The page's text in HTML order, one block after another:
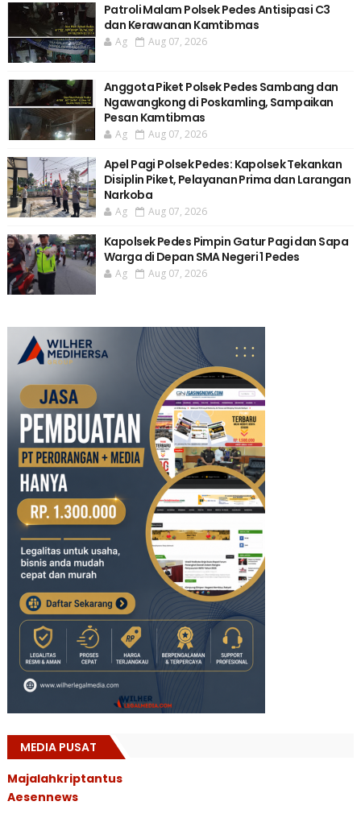
Patroli Malam Polsek Pedes Antisipasi C3
dan Kerawanan Kamtibmas
Ag Aug 07, 2026
Anggota Piket Polsek Pedes Sambang dan
Ngawangkong di Poskamling, Sampaikan
Pesan Kamtibmas
Ag Aug 07, 2026
Apel Pagi Polsek Pedes: Kapolsek Tekankan
Disiplin Piket, Pelayanan Prima dan Larangan
Narkoba
Ag Aug 07, 2026
Kapolsek Pedes Pimpin Gatur Pagi dan Sapa
Warga di Depan SMA Negeri 1 Pedes
Ag Aug 07, 2026
MEDIA PUSAT
Majalahkriptantus
Aesennews